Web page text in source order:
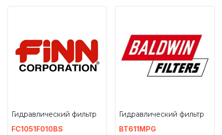
Гидравлический фильтр
FC1051F010BS
Гидравлический фильтр
BT611MPG